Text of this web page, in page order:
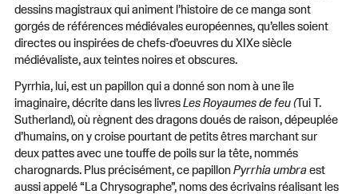
dessins magistraux qui animent l’histoire de ce manga sont
gorgés de références médiévales européennes, qu’elles soient
directes ou inspirées de chefs-d’oeuvres du XIXe siècle
médiévaliste, aux teintes noires et obscures.
Pyrrhia, lui, est un papillon qui a donné son nom à une île
imaginaire, décrite dans les livresLes Royaumes de feu (Tui T.
Sutherland), où règnent des dragons doués de raison, dépeuplée
d’humains, on y croise pourtant de petits êtres marchant sur
deux pattes avec une touffe de poils sur la tête, nommés
charognards. Plus précisément, ce papillonPyrrhia umbraest
aussi appelé “La Chrysographe”, noms des écrivains réalisant les